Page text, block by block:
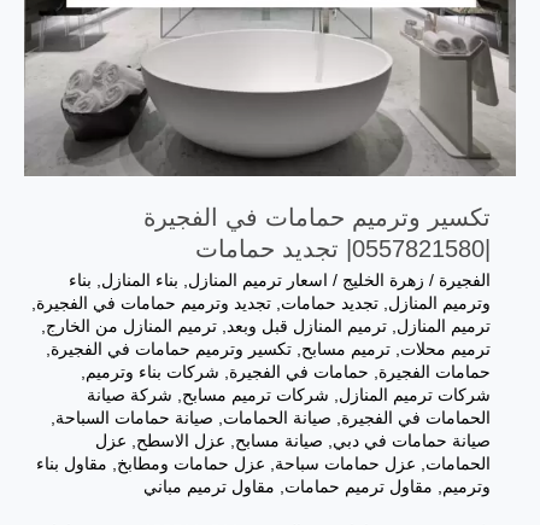
تكسير وترميم حمامات في الفجيرة
|0557821580| تجديد حمامات
الفجيرة / زهرة الخليج / اسعار ترميم المنازل بناء المنازل
بناء
وترميم المنازل تجديد حمامات تجديد وترميم حمامات في الفجيرة
ترميم المنازل ترميم المنازل قبل وبعد ترميم المنازل من الخارج
ترميم محلات ترميم مسابح تكسير وترميم حمامات في الفجيرة
حمامات الفجيرة
حمامات في الفجيرة شركات بناء وترميم
شركات ترميم المنازل
شركات ترميم مسابح
شركة صيانة
الحمامات في الفجيرة
صيانة الحمامات صيانة حمامات السباحة
صيانة حمامات في دبي
صيانة مسابح عزل الاسطح
عزل
الحمامات
عزل حمامات سباحة عزل حمامات ومطابخ
مقاول بناء
وترميم
مقاول ترميم حمامات مقاول ترميم مباني